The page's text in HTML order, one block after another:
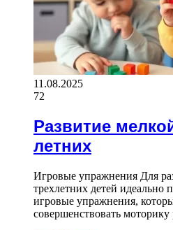
11.08.2025
72
Развитие
летних
Игровые упражнения Для
трехлетних детей идеально
игровые упражнения,
совершенствовать